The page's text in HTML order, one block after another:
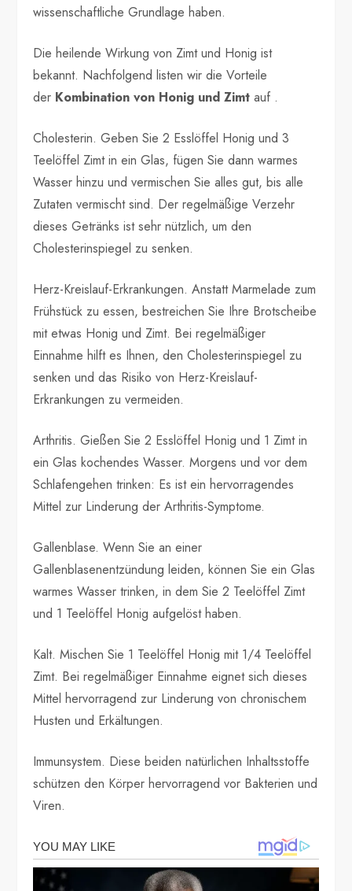
wissenschaftliche Grundlage haben.
Die heilende Wirkung von Zimt und Honig ist
bekannt. Nachfolgend listen wir die Vorteile
der Kombination von Honig und Zimt auf .
Cholesterin. Geben Sie 2 Esslöffel Honig und 3
Teelöffel Zimt in ein Glas, fügen Sie dann warmes
Wasser hinzu und vermischen Sie alles gut, bis alle
Zutaten vermischt sind. Der regelmäßige Verzehr
dieses Getränks ist sehr nützlich, um den
Cholesterinspiegel zu senken.
Herz-Kreislauf-Erkrankungen. Anstatt Marmelade zum
Frühstück zu essen, bestreichen Sie Ihre Brotscheibe
mit etwas Honig und Zimt. Bei regelmäßiger
Einnahme hilft es Ihnen, den Cholesterinspiegel zu
senken und das Risiko von Herz-Kreislauf-
Erkrankungen zu vermeiden.
Arthritis. Gießen Sie 2 Esslöffel Honig und 1 Zimt in
ein Glas kochendes Wasser. Morgens und vor dem
Schlafengehen trinken: Es ist ein hervorragendes
Mittel zur Linderung der Arthritis-Symptome.
Gallenblase. Wenn Sie an einer
Gallenblasenentzündung leiden, können Sie ein Glas
warmes Wasser trinken, in dem Sie 2 Teelöffel Zimt
und 1 Teelöffel Honig aufgelöst haben.
Kalt. Mischen Sie 1 Teelöffel Honig mit 1/4 Teelöffel
Zimt. Bei regelmäßiger Einnahme eignet sich dieses
Mittel hervorragend zur Linderung von chronischem
Husten und Erkältungen.
Immunsystem. Diese beiden natürlichen Inhaltsstoffe
schützen den Körper hervorragend vor Bakterien und
Viren.